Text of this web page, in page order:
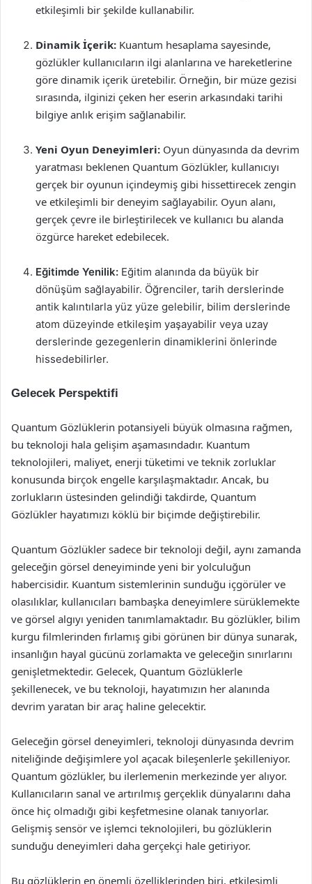
etkileşimli bir şekilde kullanabilir.
Dinamik İçerik: Kuantum hesaplama sayesinde,
gözlükler kullanıcıların ilgi alanlarına ve hareketlerine
göre dinamik içerik üretebilir. Örneğin, bir müze gezisi
sırasında, ilginizi çeken her eserin arkasındaki tarihi
bilgiye anlık erişim sağlanabilir.
Yeni Oyun Deneyimleri: Oyun dünyasında da devrim
yaratması beklenen Quantum Gözlükler, kullanıcıyı
gerçek bir oyunun içindeymiş gibi hissettirecek zengin
ve etkileşimli bir deneyim sağlayabilir. Oyun alanı,
gerçek çevre ile birleştirilecek ve kullanıcı bu alanda
özgürce hareket edebilecek.
Eğitimde Yenilik: Eğitim alanında da büyük bir
dönüşüm sağlayabilir. Öğrenciler, tarih derslerinde
antik kalıntılarla yüz yüze gelebilir, bilim derslerinde
atom düzeyinde etkileşim yaşayabilir veya uzay
derslerinde gezegenlerin dinamiklerini önlerinde
hissedebilirler.
Gelecek Perspektifi
Quantum Gözlüklerin potansiyeli büyük olmasına rağmen,
bu teknoloji hala gelişim aşamasındadır. Kuantum
teknolojileri, maliyet, enerji tüketimi ve teknik zorluklar
konusunda birçok engelle karşılaşmaktadır. Ancak, bu
zorlukların üstesinden gelindiği takdirde, Quantum
Gözlükler hayatımızı köklü bir biçimde değiştirebilir.
Quantum Gözlükler sadece bir teknoloji değil, aynı zamanda
geleceğin görsel deneyiminde yeni bir yolculuğun
habercisidir. Kuantum sistemlerinin sunduğu içgörüler ve
olasılıklar, kullanıcıları bambaşka deneyimlere sürüklemekte
ve görsel algıyı yeniden tanımlamaktadır. Bu gözlükler, bilim
kurgu filmlerinden fırlamış gibi görünen bir dünya sunarak,
insanlığın hayal gücünü zorlamakta ve geleceğin sınırlarını
genişletmektedir. Gelecek, Quantum Gözlüklerle
şekillenecek, ve bu teknoloji, hayatımızın her alanında
devrim yaratan bir araç haline gelecektir.
Geleceğin görsel deneyimleri, teknoloji dünyasında devrim
niteliğinde değişimlere yol açacak bileşenlerle şekilleniyor.
Quantum gözlükler, bu ilerlemenin merkezinde yer alıyor.
Kullanıcıların sanal ve artırılmış gerçeklik dünyalarını daha
önce hiç olmadığı gibi keşfetmesine olanak tanıyorlar.
Gelişmiş sensör ve işlemci teknolojileri, bu gözlüklerin
sunduğu deneyimleri daha gerçekçi hale getiriyor.
Bu gözlüklerin en önemli özelliklerinden biri, etkileşimli